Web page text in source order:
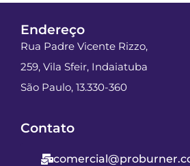
Endereço
Rua Padre Vicente Rizzo,
259, Vila Sfeir, Indaiatuba
São Paulo, 13.330-360
Contato